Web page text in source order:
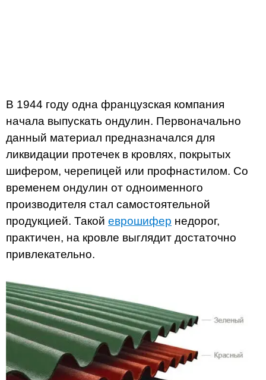
В 1944 году одна французская компания
начала выпускать ондулин. Первоначально
данный материал предназначался для
ликвидации протечек в кровлях, покрытых
шифером, черепицей или профнастилом. Со
временем ондулин от одноименного
производителя стал самостоятельной
продукцией. Такой еврошифер недорог,
практичен, на кровле выглядит достаточно
привлекательно.